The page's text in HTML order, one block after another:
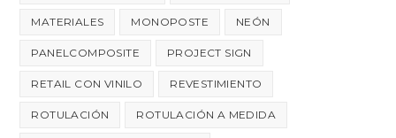
MATERIALES MONOPOSTE NEÓN
PANELCOMPOSITE PROJECT SIGN
RETAIL CON VINILO REVESTIMIENTO
ROTULACIÓN ROTULACIÓN A MEDIDA